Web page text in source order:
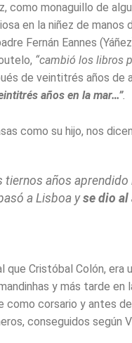
como monaguillo de
en la niñez de
Fernán Eannes
“cambió los libros
de veintitrés años de
años en la mar…”.
como su hijo, nos
tiernos años
a Lisboa yse dio al
que Cristóbal Colón,
y más tarde en
como corsario y antes
conseguidos según